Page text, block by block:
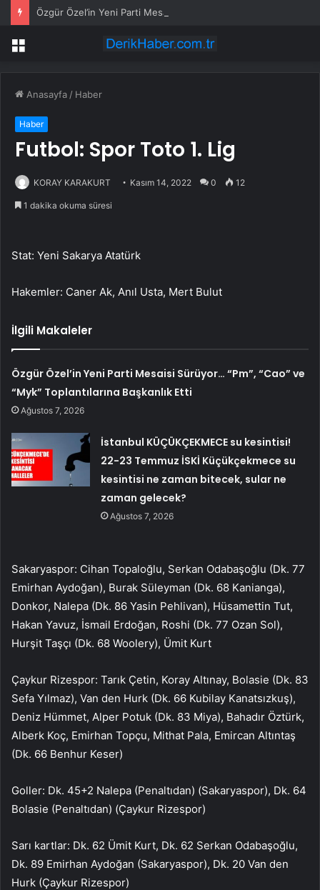
Menü
Anasayfa / Haber
Haber
Futbol: Spor Toto 1. Lig
KORAY KARAKURT Kasım 14, 2022 0 12
1 dakika okuma süresi
Stat: Yeni Sakarya Atatürk
Hakemler: Caner Ak, Anıl Usta, Mert Bulut
İlgili Makaleler
Özgür Özel’in Yeni Parti Mesaisi Sürüyor… “Pm”, “Cao” ve
“Myk” Toplantılarına Başkanlık Etti
Ağustos 7, 2026
İstanbul KÜÇÜKÇEKMECE su kesintisi!
22-23 Temmuz İSKİ Küçükçekmece su
kesintisi ne zaman bitecek, sular ne
zaman gelecek?
Ağustos 7, 2026
Sakaryaspor: Cihan Topaloğlu, Serkan Odabaşoğlu (Dk. 77
Emirhan Aydoğan), Burak Süleyman (Dk. 68 Kanianga),
Donkor, Nalepa (Dk. 86 Yasin Pehlivan), Hüsamettin Tut,
Hakan Yavuz, İsmail Erdoğan, Roshi (Dk. 77 Ozan Sol),
Hurşit Taşçı (Dk. 68 Woolery), Ümit Kurt
Çaykur Rizespor: Tarık Çetin, Koray Altınay, Bolasie (Dk. 83
Sefa Yılmaz), Van den Hurk (Dk. 66 Kubilay Kanatsızkuş),
Deniz Hümmet, Alper Potuk (Dk. 83 Miya), Bahadır Öztürk,
Alberk Koç, Emirhan Topçu, Mithat Pala, Emircan Altıntaş
(Dk. 66 Benhur Keser)
Goller: Dk. 45+2 Nalepa (Penaltıdan) (Sakaryaspor), Dk. 64
Bolasie (Penaltıdan) (Çaykur Rizespor)
Sarı kartlar: Dk. 62 Ümit Kurt, Dk. 62 Serkan Odabaşoğlu,
Dk. 89 Emirhan Aydoğan (Sakaryaspor), Dk. 20 Van den
Hurk (Çaykur Rizespor)